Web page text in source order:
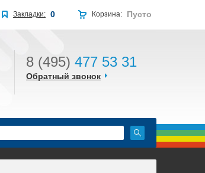
8 (495) 477 53 31
Обратный звонок
Корзина: Пусто
Закладки: 0